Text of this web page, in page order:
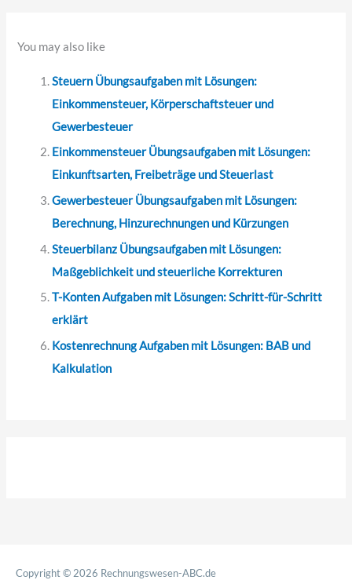
You may also like
Steuern Übungsaufgaben mit Lösungen:
Einkommensteuer, Körperschaftsteuer und
Gewerbesteuer
Einkommensteuer Übungsaufgaben mit Lösungen:
Einkunftsarten, Freibeträge und Steuerlast
Gewerbesteuer Übungsaufgaben mit Lösungen:
Berechnung, Hinzurechnungen und Kürzungen
Steuerbilanz Übungsaufgaben mit Lösungen:
Maßgeblichkeit und steuerliche Korrekturen
T-Konten Aufgaben mit Lösungen: Schritt-für-Schritt
erklärt
Kostenrechnung Aufgaben mit Lösungen: BAB und
Kalkulation
Copyright © 2026 Rechnungswesen-ABC.de